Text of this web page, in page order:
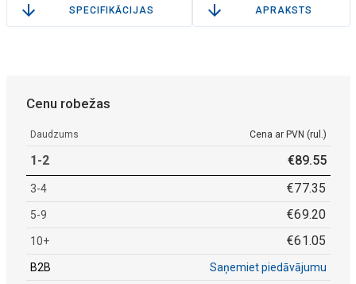
SPECIFIKĀCIJAS APRAKSTS
Cenu robežas
Daudzums Cena ar PVN (rul.)
1-2 €89.55
3-4 €77.35
5-9 €69.20
10+ €61.05
B2B Saņemiet piedāvājumu